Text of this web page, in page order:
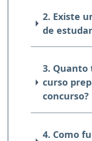
2. Existe
de
3. Quanto
curso
concurso?
4. Como